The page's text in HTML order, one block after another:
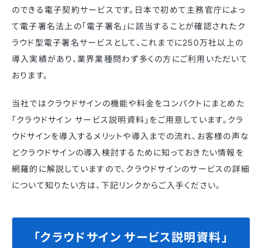
のできる電子契約サービスです。日本で初めて主務官庁によっ
て電子署名法上の「電子署名」に該当することが確認されたク
ラウド型電子署名サービスとして、これまでに250万社以上の
導入実績があり、業界業種問わず多くの方にご利用いただいて
おります。
当社ではクラウドサインの機能や料金をコンパクトにまとめた
「クラウドサイン サービス説明資料」をご用意しています。クラ
ウドサインを導入するメリットや導入までの流れ、お客様の声な
どクラウドサインの導入検討するために知っておきたい情報を
網羅的に解説していますので、クラウドサインのサービスの詳細
について知りたい方は、下記リンクからご入手ください。
「クラウドサイン サービス説明資料」